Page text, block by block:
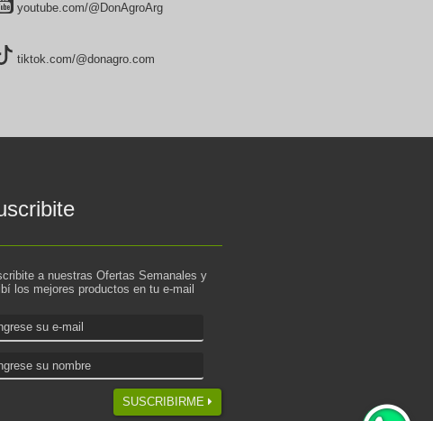
youtube.com/@DonAgroArg
tiktok.com/@donagro.com
a nuestras Ofertas Semanales y
los mejores productos en tu e-mail
SUSCRIBIRME